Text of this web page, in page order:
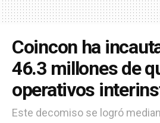
Coincon ha
46.3 millones de
operativos
Este decomiso se logró